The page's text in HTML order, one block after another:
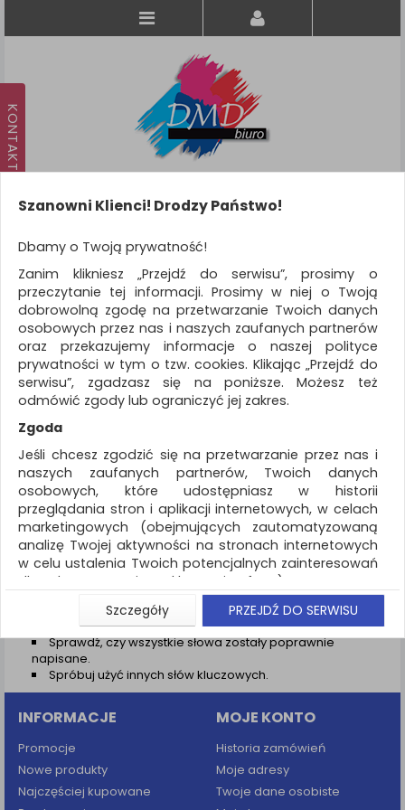
KATEGORIE
WSZYSTKIE KATEGORIE
FILTRY
Więcej
REKLAMA
AKTUALNOŚCI
Wyniki wyszukiwania
NIE ZNALEZIONO PRODUKTÓW
Nie odnaleziono produktów wg przyjętych kryteriów
PODPOWIEDZI
Zmień kryteria wyszukiwania zaznaczając inne filtry i
wyszukaj ponownie
Sprawdź, czy wszystkie słowa zostały poprawnie
napisane.
Spróbuj użyć innych słów kluczowych.
INFORMACJE
Promocje
Nowe produkty
Najczęściej kupowane
MOJE KONTO
Historia zamówień
Moje adresy
Twoje dane osobiste
Szanowni Klienci! Drodzy Państwo!
Dbamy o Twoją prywatność!
Zanim klikniesz „Przejdź do serwisu”, prosimy o
przeczytanie tej informacji. Prosimy w niej o Twoją
dobrowolną zgodę na przetwarzanie Twoich danych
osobowych przez nas i naszych zaufanych partnerów
oraz przekazujemy informacje o naszej polityce
prywatności w tym o tzw. cookies. Klikając „Przejdź do
serwisu”, zgadzasz się na poniższe. Możesz też
odmówić zgody lub ograniczyć jej zakres.
Zgoda
Jeśli chcesz zgodzić się na przetwarzanie przez nas i
naszych zaufanych partnerów, Twoich danych
osobowych, które udostępniasz w historii
przeglądania stron i aplikacji internetowych, w celach
marketingowych (obejmujących zautomatyzowaną
analizę Twojej aktywności na stronach internetowych
w celu ustalenia Twoich potencjalnych zainteresowań
dla dostosowania reklamy i oferty), w tym na
umieszczanie tzw. cookies na Twoich urządzeniach i
ich odczytywanie, kliknij przycisk „Przejdź do serwisu”.
Jeśli nie chcesz wyrazić zgody lub ograniczyć jej
zakres, kliknij „Szczegóły”, gdzie znajdziesz wszelkie
informacje o tym jak to zrobić . Te same informacje
znajdziesz także na podstronie z naszą polityką
prywatności obowiązującą od 25 maja 2018.
W przypadku użytkowników zalogowanych, aby
umożliwić prawidłową realizację Umowy z Państwem i
związane z tym prawidłowe działanie naszej strony
www, a w szczególności np. wysłanie potwierdzenia
Szczegóły PRZEJDŹ DO SERWISU